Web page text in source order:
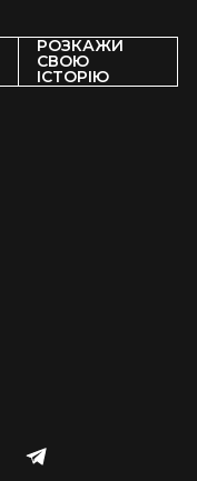
РОЗКАЖИ
СВОЮ
ІСТОРІЮ